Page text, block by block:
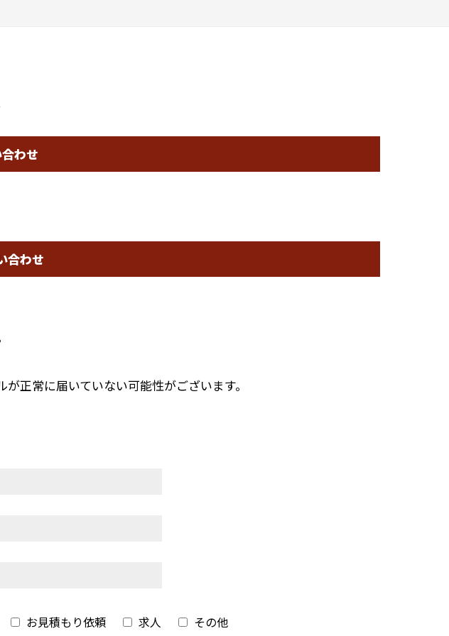
わせ
合わせ
正常に届いていない可能性がございます。
お見積もり依頼 求人 その他